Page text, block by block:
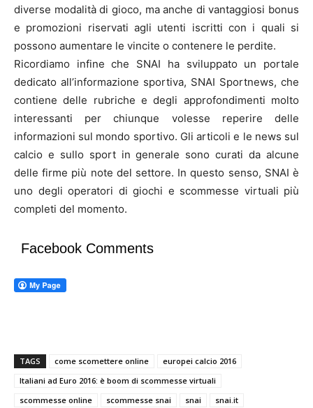
diverse modalità di gioco, ma anche di vantaggiosi bonus
e promozioni riservati agli utenti iscritti con i quali si
possono aumentare le vincite o contenere le perdite.
Ricordiamo infine che SNAI ha sviluppato un portale
dedicato all’informazione sportiva, SNAI Sportnews, che
contiene delle rubriche e degli approfondimenti molto
interessanti per chiunque volesse reperire delle
informazioni sul mondo sportivo. Gli articoli e le news sul
calcio e sullo sport in generale sono curati da alcune
delle firme più note del settore. In questo senso, SNAI è
uno degli operatori di giochi e scommesse virtuali più
completi del momento.
Facebook Comments
TAGS come scomettere online
europei calcio 2016
Italiani ad Euro 2016: è boom di scommesse virtuali
scommesse online
scommesse snai snai snai.it